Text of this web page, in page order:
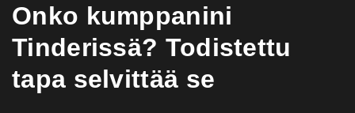
Onko kumppanini
Tinderissä? Todistettu
tapa selvittää se